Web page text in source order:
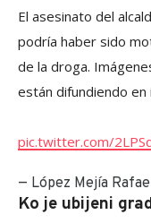
El asesinato del
podría haber sido
de la droga.
están difundiendo en
pic.twitter.com/
— López Mejía
Ko je ubijeni